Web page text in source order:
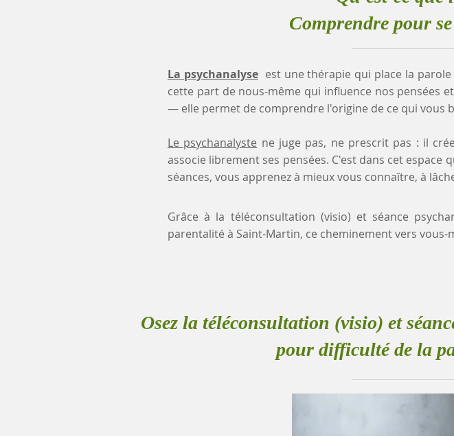
Comprendre pour
La psychanalyse est une thérapie qui place la
cette part de nous-même qui influence nos pensées
— elle permet de comprendre l'origine de ce qui vous
Le psychanalyste ne juge pas, ne prescrit pas : il
associe librement ses pensées. C'est dans cet espace
séances, vous apprenez à mieux vous connaître, à
Grâce à la téléconsultation (visio) et séance
parentalité à Saint-Martin, ce cheminement vers
Osez la téléconsultation (visio) et
pour difficulté de la